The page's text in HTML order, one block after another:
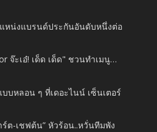
หน่งแบรนด์ประกันอันดับหนึ่งต่อ
จ๊ะเอ๋! เด็ด เด็ด" ชวนทำเมนู…
บหลอน ๆ ที่เดอะไนน์ เซ็นเตอร์
ร์ต-เชฟต้น” หัวร้อน..หวั่นทีมพัง